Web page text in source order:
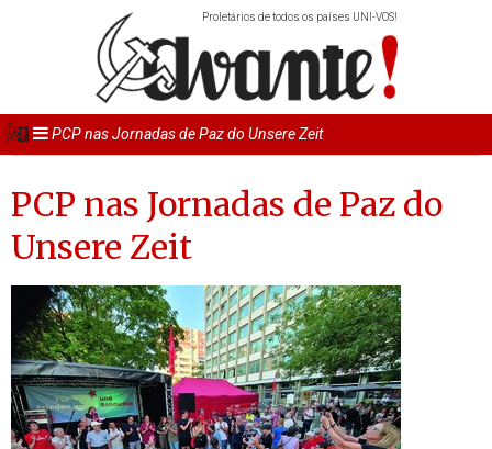
Proletários de todos os países UNI-VOS!
PCP nas Jornadas de Paz do Unsere Zeit
PCP nas Jornadas de Paz do
Unsere Zeit